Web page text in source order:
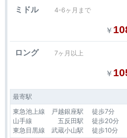
ミドル 4-6ヶ月まで
￥
ロング 7ヶ月以上
￥
最寄駅
東急池上線 戸越銀座駅 徒歩7分
山手線 五反田駅 徒歩20分
東急目黒線 武蔵小山駅 徒歩10分